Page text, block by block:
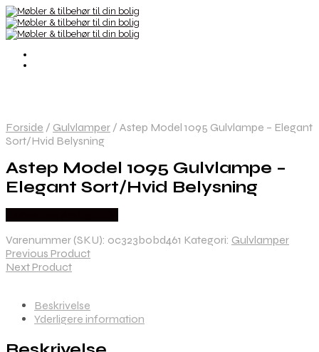
Forside / Gulvlamper / Astep Model 1095 Gulvlampe – Elegant
Sort/Hvid Belysning
Astep Model 1095 Gulvlampe –
Elegant Sort/Hvid Belysning
Varenummer (SKU): 0c323b0bd461 Kategori: Gulvlamper
Previous Product
Next Product
Beskrivelse
Yderligere information